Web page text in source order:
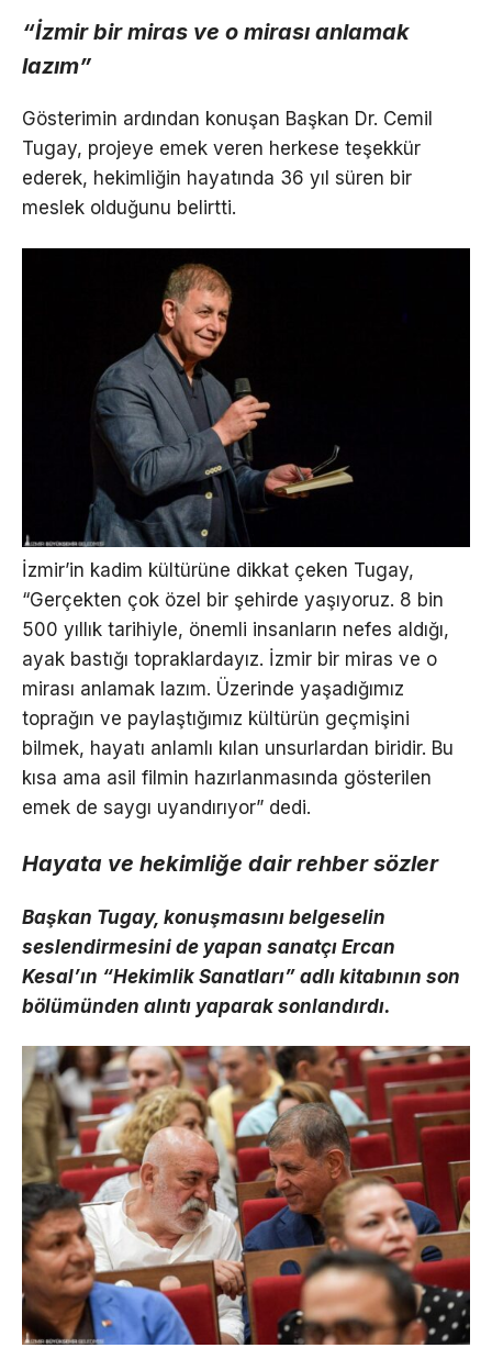
“İzmir bir miras ve o mirası anlamak
lazım”
Gösterimin ardından konuşan Başkan Dr. Cemil
Tugay, projeye emek veren herkese teşekkür
ederek, hekimliğin hayatında 36 yıl süren bir
meslek olduğunu belirtti.
İzmir’in kadim kültürüne dikkat çeken Tugay,
“Gerçekten çok özel bir şehirde yaşıyoruz. 8 bin
500 yıllık tarihiyle, önemli insanların nefes aldığı,
ayak bastığı topraklardayız. İzmir bir miras ve o
mirası anlamak lazım. Üzerinde yaşadığımız
toprağın ve paylaştığımız kültürün geçmişini
bilmek, hayatı anlamlı kılan unsurlardan biridir. Bu
kısa ama asil filmin hazırlanmasında gösterilen
emek de saygı uyandırıyor” dedi.
Hayata ve hekimliğe dair rehber sözler
Başkan Tugay, konuşmasını belgeselin
seslendirmesini de yapan sanatçı Ercan
Kesal’ın “Hekimlik Sanatları” adlı kitabının son
bölümünden alıntı yaparak sonlandırdı.